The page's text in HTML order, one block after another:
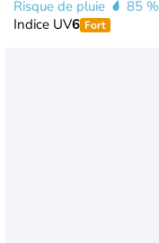
Risque de pluie
85 %
Indice UV6 Fort